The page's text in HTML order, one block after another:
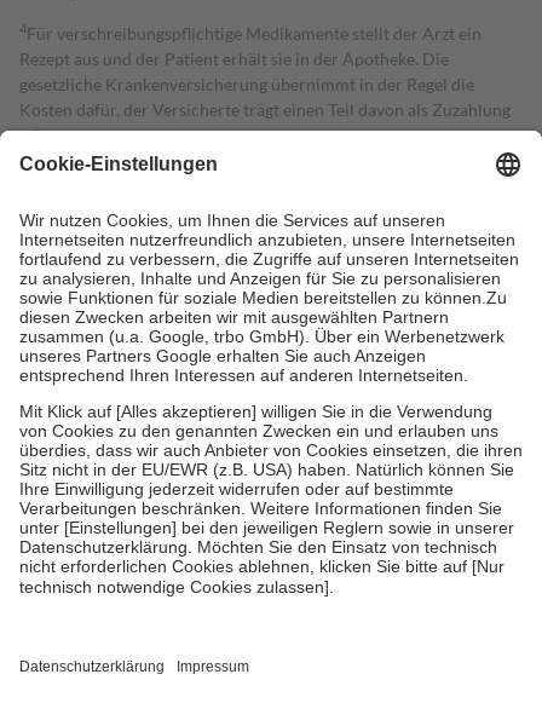
4Für verschreibungspflichtige Medikamente stellt der Arzt ein
Rezept aus und der Patient erhält sie in der Apotheke. Die
gesetzliche Krankenversicherung übernimmt in der Regel die
Kosten dafür, der Versicherte trägt einen Teil davon als Zuzahlung
mit.
Grundsätzlich leisten Mitglieder Zuzahlungen in Höhe von zehn
höchstens zehn Euro.
Es sind jedoch nie mehr als die tatsächlichen
Kosten der Leistung zu entrichten.
Diese Regeln gelten grundsätzlich auch für Online-Apotheken.
Bei Heilmitteln und häuslicher Krankenpflege beträgt die
Zuzahlung zehn Prozent der Kosten sowie zehn Euro je
Verordnung.
Um das Engagement der Versicherten für ihre eigene Gesundheit zu
stärken und die besondere Stellung der Familie zu unterstützen,
fallenkeine Zuzahlungenan bei:
• Kindern und Jugendlichen bis zum vollendeten 18. Lebensjahr
mit Ausnahme der Fahrkosten
• Untersuchungen zur Vorsorge und Früherkennung, die von der
GKV getragen werden
• empfohlenen Schutzimpfungen
• Harn- und Blutteststreifen
getroffen, um sicherzustellen, dass es sich um echte Bewertungen